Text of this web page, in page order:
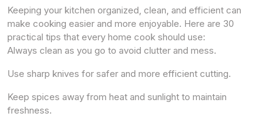
Keeping your kitchen organized, clean, and efficient can
make cooking easier and more enjoyable. Here are 30
practical tips that every home cook should use:
Always clean as you go to avoid clutter and mess.
Use sharp knives for safer and more efficient cutting.
Keep spices away from heat and sunlight to maintain
freshness.